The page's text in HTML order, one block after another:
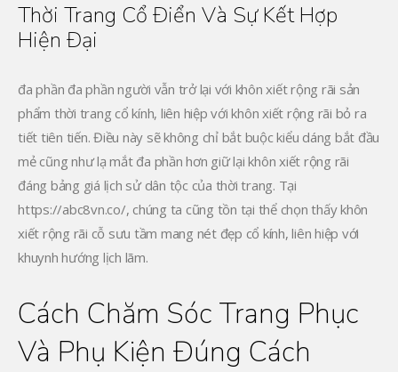
Thời Trang Cổ Điển Và Sự Kết Hợp
Hiện Đại
đa phần đa phần người vẫn trở lại với khôn xiết rộng rãi sản
phẩm thời trang cổ kính, liên hiệp với khôn xiết rộng rãi bỏ ra
tiết tiên tiến. Điều này sẽ không chỉ bắt buộc kiểu dáng bắt đầu
mẻ cũng như lạ mắt đa phần hơn giữ lại khôn xiết rộng rãi
đáng bảng giá lịch sử dân tộc của thời trang. Tại
https://abc8vn.co/, chúng ta cũng tồn tại thể chọn thấy khôn
xiết rộng rãi cỗ sưu tầm mang nét đẹp cổ kính, liên hiệp với
khuynh hướng lịch lãm.
Cách Chăm Sóc Trang Phục
Và Phụ Kiện Đúng Cách